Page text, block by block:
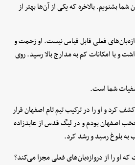
شما بشنویم. بالاخره که یکی از آن‌ها بهتر از
فعلی قابل قیاس نیست. او زحمت و
و با امکانات کم به مدارج بالا رسید. روی
شما است.
کرد و او را در ترکیب تیم تام اصفهان قرار
اصفهان بودم و در لیگ قدس از عابدزاده
به بلوغ رسید و رشد کرد.
او را از دروازه‌بان‌های فعلی مجزا می‌کند؟